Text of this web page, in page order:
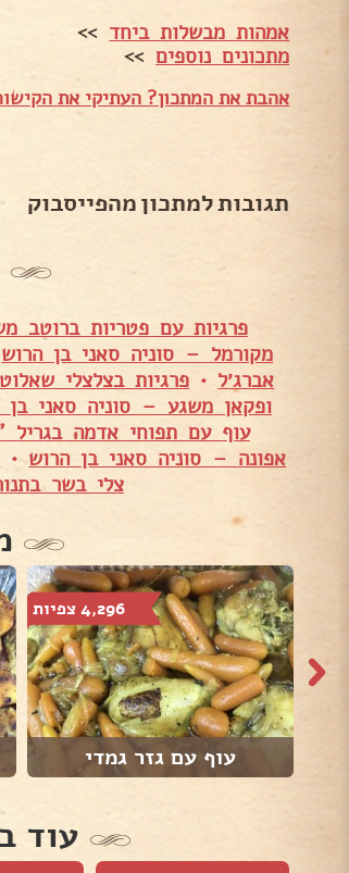
אמהות מבשלות ביחד >>
מתכונים נוספים>>
אהבת את המתכון? העתיקי את
תגובות למתכון מהפייסבוק
פרגיות עם פטריות ברוטב
מקורמל – סוניה סאני בן הרוש
אברג׳ל • פרגיות בצלצלי
ופקאן משגע – סוניה סאני בן
עוף עם תפוחי אדמה
אפונה – סוניה סאני בן הרוש •
צלי בשר
4,296 צפיות
עוף עם גזר גמדי
עוד